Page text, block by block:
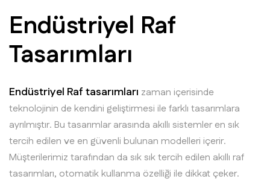
Endüstriyel Raf
Tasarımları
Endüstriyel Raf tasarımları zaman içerisinde
teknolojinin de kendini geliştirmesi ile farklı tasarımlara
ayrılmıştır. Bu tasarımlar arasında akıllı sistemler en sık
tercih edilen ve en güvenli bulunan modelleri içerir.
Müşterilerimiz tarafından da sık sık tercih edilen akıllı raf
tasarımları, otomatik kullanma özelliği ile dikkat çeker.